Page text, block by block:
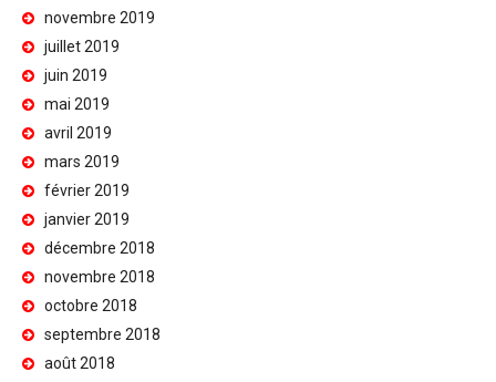
novembre 2019
juillet 2019
juin 2019
mai 2019
avril 2019
mars 2019
février 2019
janvier 2019
décembre 2018
novembre 2018
octobre 2018
septembre 2018
août 2018